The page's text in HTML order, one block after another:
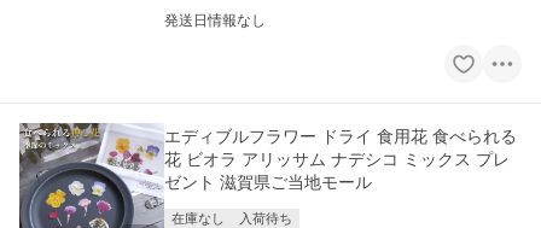
発送日情報なし
エディブルフラワー ドライ 食用花 食べられる
花 ビオラ アリッサム ナデシコ ミックス プレ
ゼント 滋賀県ご当地モール
在庫なし 入荷待ち